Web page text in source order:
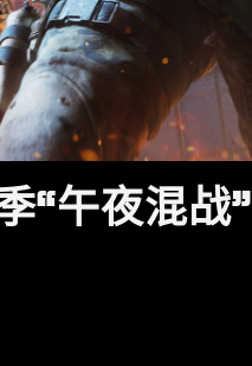
“午夜混战”